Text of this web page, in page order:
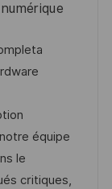
équipe
le
critiques,